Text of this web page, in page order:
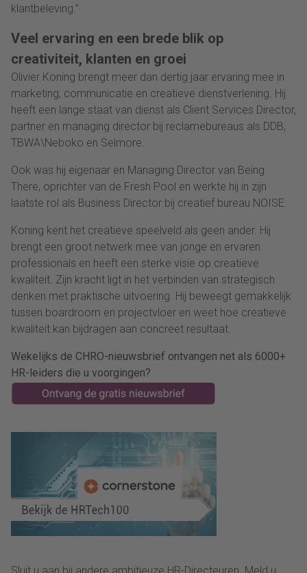
klantbeleving.”
Veel ervaring en een brede blik op
creativiteit, klanten en groei
Olivier Koning brengt meer dan dertig jaar ervaring mee in
marketing, communicatie en creatieve dienstverlening. Hij
heeft een lange staat van dienst als Client Services Director,
partner en managing director bij reclamebureaus als DDB,
TBWA\Neboko en Selmore.
Ook was hij eigenaar en Managing Director van Being
There, oprichter van de Fresh Pool en werkte hij in zijn
laatste rol als Business Director bij creatief bureau NOISE.
Koning kent het creatieve speelveld als geen ander. Hij
brengt een groot netwerk mee van jonge en ervaren
professionals en heeft een sterke visie op creatieve
kwaliteit. Zijn kracht ligt in het verbinden van strategisch
denken met praktische uitvoering. Hij beweegt gemakkelijk
tussen boardroom en projectvloer en weet hoe creatieve
kwaliteit kan bijdragen aan concreet resultaat.
Wekelijks de CHRO-nieuwsbrief ontvangen net als 6000+
HR-leiders die u voorgingen?